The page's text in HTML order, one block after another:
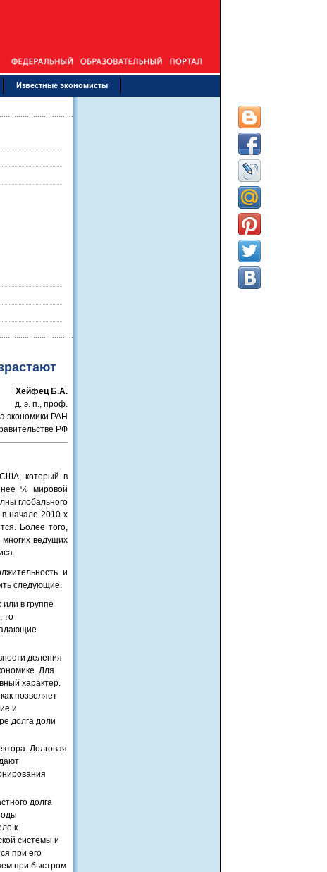
Известные экономисты
Хейфец Б.А.
д. э. п., проф.
экономики РАН
РФ
США, который в
% мировой
глобального
начале 2010-х
Более того,
многих ведущих
и
следующие.
в группе
то
деления
Для
характер.
позволяет
и
долга доли
Долговая
долга
к
системы и
при его
при быстром